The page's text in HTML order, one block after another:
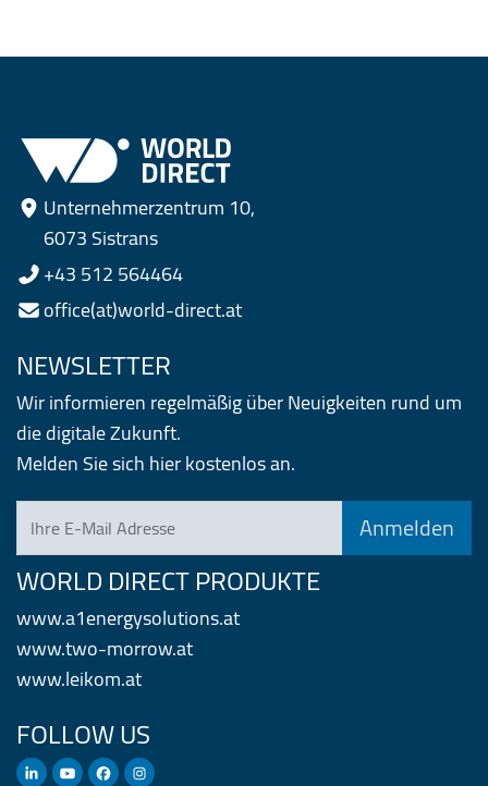
Unternehmerzentrum 10,
6073 Sistrans
+43 512 564464
office(at)world-direct.at
NEWSLETTER
Wir informieren regelmäßig über Neuigkeiten rund um
die digitale Zukunft.
Melden Sie sich hier kostenlos an.
Ihre E-Mail Adresse
WORLD DIRECT PRODUKTE
www.a1energysolutions.at
www.two-morrow.at
www.leikom.at
FOLLOW US